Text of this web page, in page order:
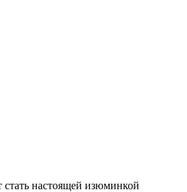
стать настоящей изюминкой